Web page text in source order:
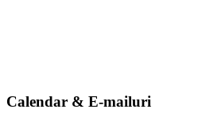
Calendar & E-mailuri